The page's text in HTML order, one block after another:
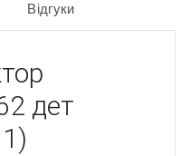
Відгуки
дет